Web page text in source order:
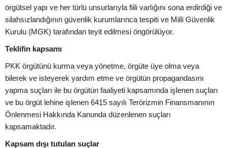
örgütsel yapı ve her türlü unsurlarıyla fiili varlığını sona erdirdiği ve
silahsızlandığının güvenlik kurumlarınca tespiti ve Milli Güvenlik
Kurulu (MGK) tarafından teyit edilmesi öngörülüyor.
Teklifin kapsamı
PKK örgütünü kurma veya yönetme, örgüte üye olma veya
bilerek ve isteyerek yardım etme ve örgütün propagandasını
yapma suçları ile bu örgütün faaliyeti kapsamında işlenen suçları
ve bu örgüt lehine işlenen 6415 sayılı Terörizmin Finansmanının
Önlenmesi Hakkında Kanunda düzenlenen suçları
kapsamaktadır.
Kapsam dışı tutulan suçlar